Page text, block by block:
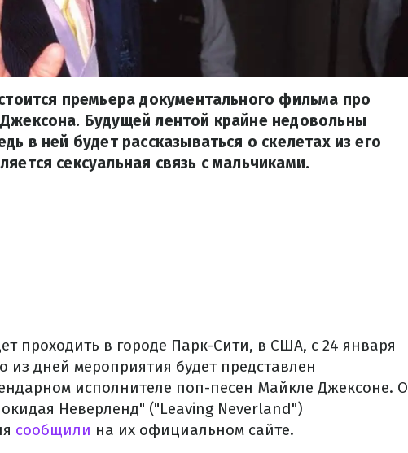
премьера документального фильма про
Будущей лентой крайне недовольны
в ней будет рассказываться о скелетах из его
сексуальная связь с мальчиками.
проходить в городе Парк-Сити, в США, с 24 января
из дней мероприятия будет представлен
исполнителе поп-песен Майкле Джексоне. О
Неверленд" ("Leaving Neverland")
сообщили на их официальном сайте.